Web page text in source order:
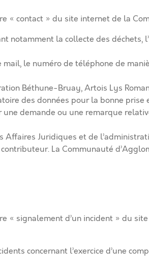
contact » du site internet de la
notamment la collecte des déchets,
mail, le numéro de téléphone de
Béthune-Bruay, Artois Lys
des données pour la bonne
demande ou une remarque
Juridiques et de
La Communauté
signalement d’un incident » du
concernant l’exercice d’une